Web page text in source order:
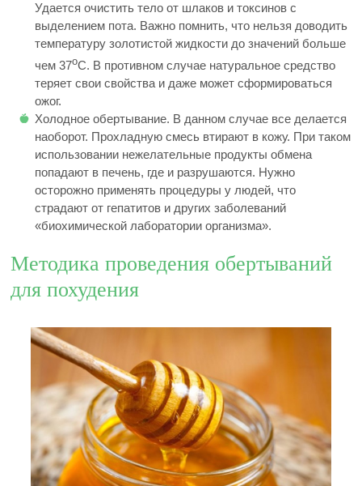
Удается очистить тело от шлаков и токсинов с
выделением пота. Важно помнить, что нельзя доводить
температуру золотистой жидкости до значений больше
чем 37оС. В противном случае натуральное средство
теряет свои свойства и даже может сформироваться
ожог.
Холодное обертывание. В данном случае все делается
наоборот. Прохладную смесь втирают в кожу. При таком
использовании нежелательные продукты обмена
попадают в печень, где и разрушаются. Нужно
осторожно применять процедуры у людей, что
страдают от гепатитов и других заболеваний
«биохимической лаборатории организма».
Методика проведения обертываний
для похудения